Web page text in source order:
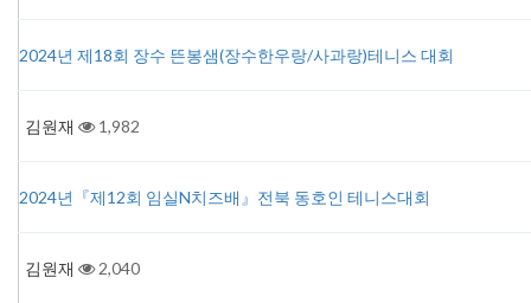
2024년 제18회 장수 뜬봉샘(장수한우랑/사과랑)테니스 대회
김원재 1,982
2024년『제12회 임실N치즈배』전북 동호인 테니스대회
김원재 2,040